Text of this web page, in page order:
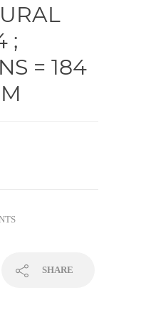
;
= 184
SHARE